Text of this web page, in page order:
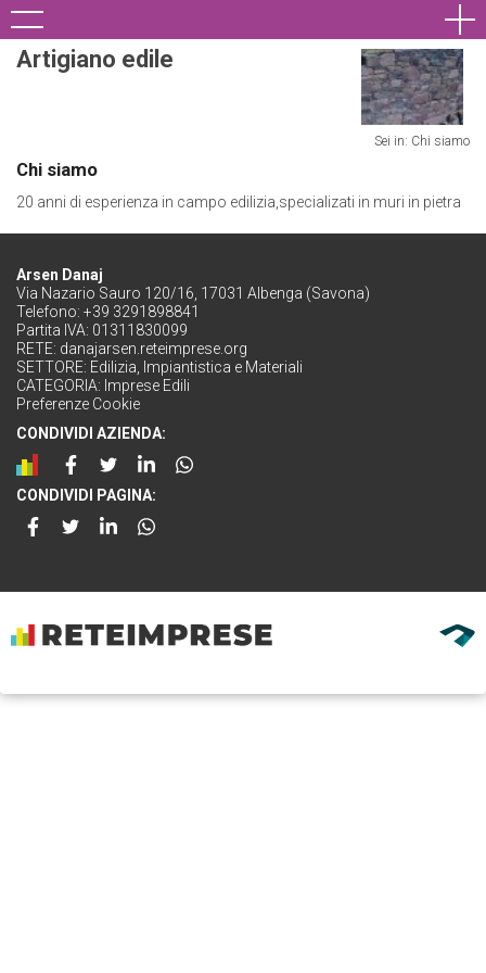
Artigiano edile
Sei in: Chi siamo
Chi siamo
20 anni di esperienza in campo edilizia,specializati in muri in pietra
Arsen Danaj
Via Nazario Sauro 120/16, 17031 Albenga (Savona)
Telefono: +39 3291898841
Partita IVA: 01311830099
RETE: danajarsen.reteimprese.org
SETTORE: Edilizia, Impiantistica e Materiali
CATEGORIA: Imprese Edili
Preferenze Cookie
CONDIVIDI AZIENDA:
CONDIVIDI PAGINA: